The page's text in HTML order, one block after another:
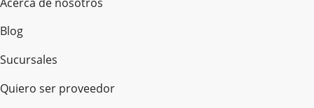
Blog
Sucursales
Quiero ser proveedor